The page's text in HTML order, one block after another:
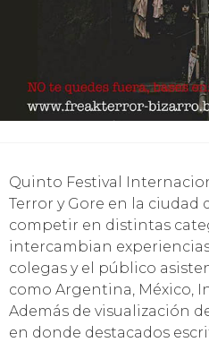
Quinto Festival Internacional de Cine del genero
Terror y Gore en la ciudad
competir en distintas
intercambian
colegas y el público
como Argentina, México,
Además de visualización
en donde destacados